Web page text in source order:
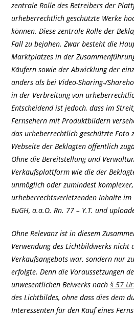
zentrale Rolle des Betreibers der
urheberrechtlich geschützte Werke
können. Diese zentrale Rolle der
Fall zu bejahen. Zwar besteht die
Marktplatzes in der
Käufern sowie der Abwicklung der
anders als bei Video-Sharing-/
in der Verbreitung von
Entscheidend ist jedoch, dass im
Fernsehern mit Produktbildern
das urheberrechtlich geschützte Foto
Webseite der Beklagten öffentlich
Ohne die Bereitstellung und
Verkaufsplattform wie die der
unmöglich oder zumindest
urheberrechtsverletzenden Inhalte
EuGH, a.a.O. Rn. 77 – Y.T. und
Ohne Relevanz ist in diesem
Verwendung des Lichtbildwerks nicht
Verkaufsangebots war, sondern nur
erfolgte. Denn die Voraussetzungen
unwesentlichen Beiwerks nach§ 57
des Lichtbildes, ohne dass dies dem
Interessenten für den Kauf eines